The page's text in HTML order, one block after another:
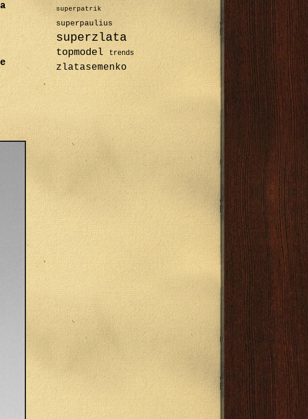
superpatrik
superpaulius
superzlata
topmodel trends
zlatasemenko